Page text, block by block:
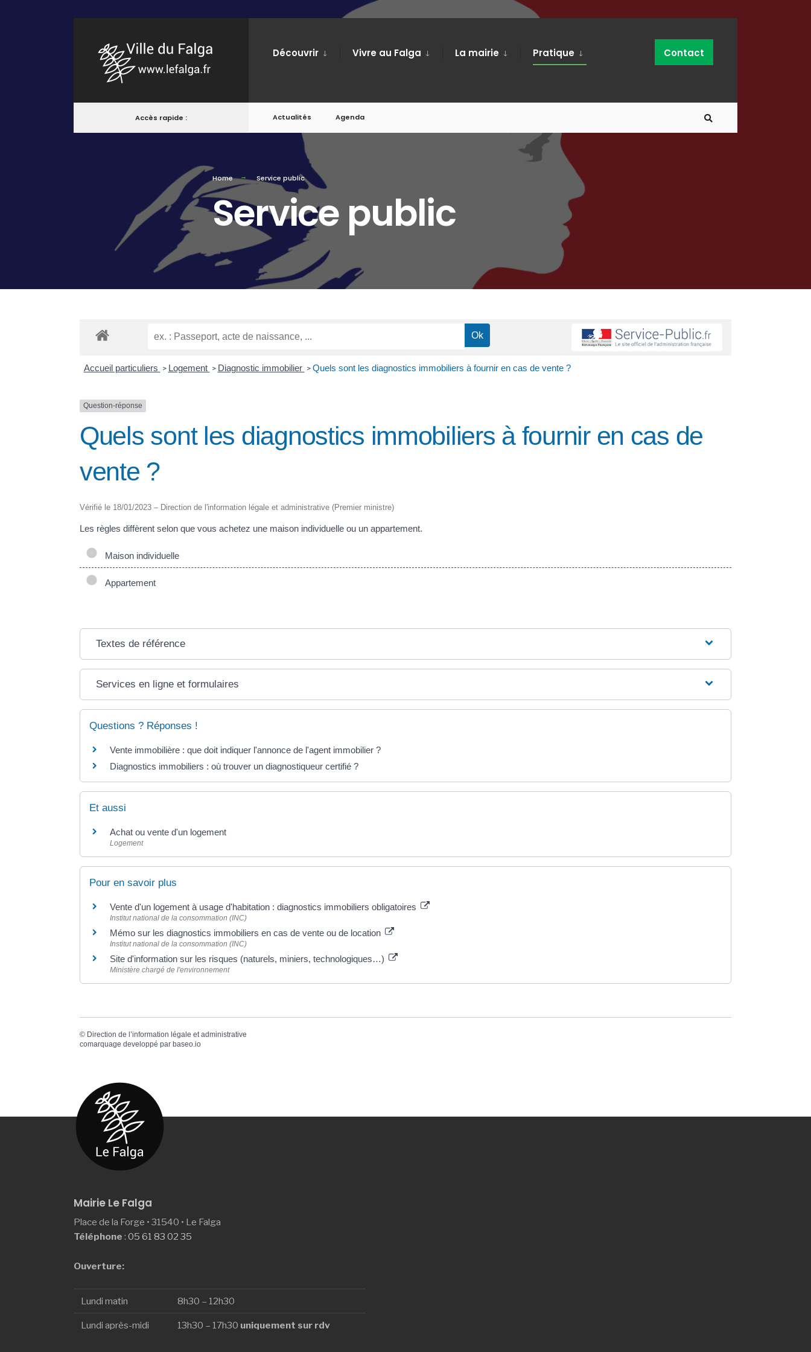
Découvrir Vivre au Falga La mairie Pratique Contact
Accès rapide : Actualités Agenda
Home Service public
Service public
Accueil particuliers > Logement > Diagnostic immobilier > Quels sont les diagnostics immobiliers à fournir en cas de vente ?
Question-réponse
Quels sont les diagnostics immobiliers à fournir en cas de
vente ?
Vérifié le 18/01/2023 – Direction de l'information légale et administrative (Premier ministre)
Les règles diffèrent selon que vous achetez une maison individuelle ou un appartement.
Maison individuelle
Appartement
Textes de référence
Services en ligne et formulaires
Questions ? Réponses !
Vente immobilière : que doit indiquer l'annonce de l'agent immobilier ?
Diagnostics immobiliers : où trouver un diagnostiqueur certifié ?
Et aussi
Achat ou vente d'un logement
Logement
Pour en savoir plus
Vente d'un logement à usage d'habitation : diagnostics immobiliers obligatoires
Institut national de la consommation (INC)
Mémo sur les diagnostics immobiliers en cas de vente ou de location
Institut national de la consommation (INC)
Site d'information sur les risques (naturels, miniers, technologiques…)
Ministère chargé de l'environnement
© Direction de l’information légale et administrative
comarquage developpé par baseo.io
Mairie Le Falga
Place de la Forge • 31540 • Le Falga
Téléphone : 05 61 83 02 35
Ouverture:
Lundi matin 8h30 – 12h30
Lundi après-midi 13h30 – 17h30 uniquement sur rdv